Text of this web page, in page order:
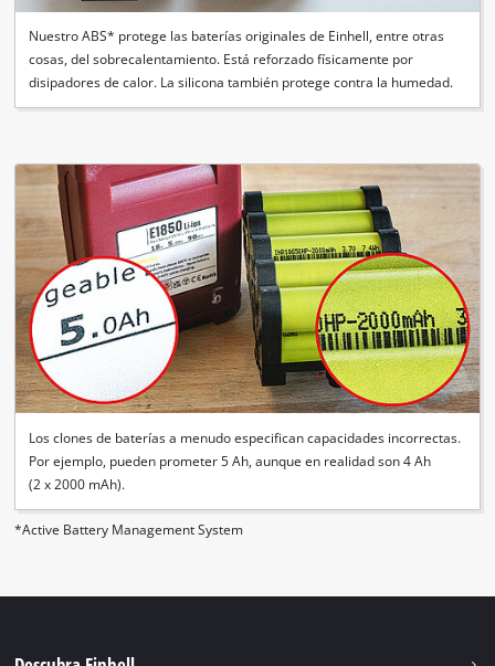
Nuestro ABS* protege las baterías originales de Einhell, entre otras
cosas, del sobrecalentamiento. Está reforzado físicamente por
disipadores de calor. La silicona también protege contra la humedad.
Los clones de baterías a menudo especifican capacidades incorrectas.
Por ejemplo, pueden prometer 5 Ah, aunque en realidad son 4 Ah
(2 x 2000 mAh).
*Active Battery Management System